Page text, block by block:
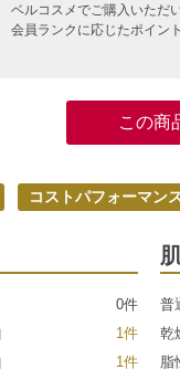
ベルコスメでご購入いただ
会員ランクに応じたポイン
この商
コストパフォーマン
0件
1件
1件
普
乾
脂